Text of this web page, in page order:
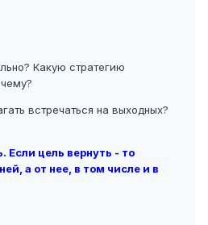
Какую стратегию
встречаться на выходных?
Если цель вернуть - то
а от нее, в том числе и в